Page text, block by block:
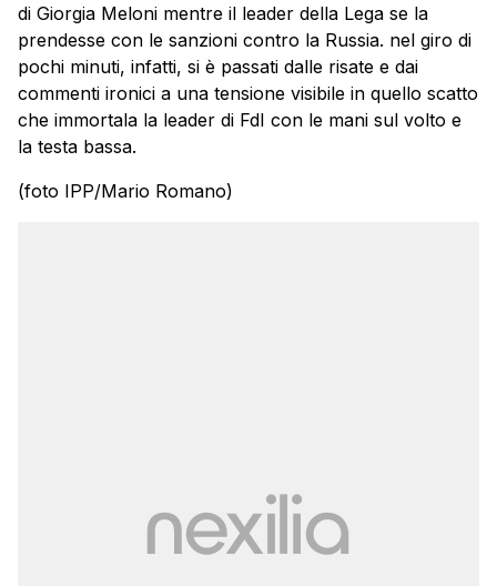
di Giorgia Meloni mentre il leader della Lega se la
prendesse con le sanzioni contro la Russia. nel giro di
pochi minuti, infatti, si è passati dalle risate e dai
commenti ironici a una tensione visibile in quello scatto
che immortala la leader di FdI con le mani sul volto e
la testa bassa.
(foto IPP/Mario Romano)